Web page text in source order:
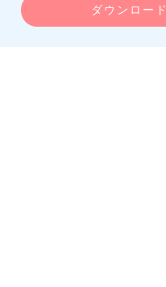
ダウンロード